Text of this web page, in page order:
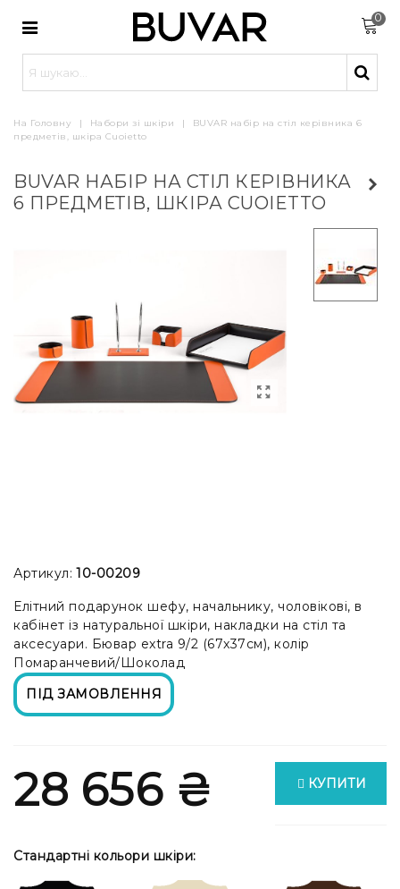
0
На Головну | Набори зі шкіри |
BUVAR набір на стіл керівника 6
предметів, шкіра Cuoietto
BUVAR НАБІР НА СТІЛ КЕРІВНИКА
6 ПРЕДМЕТІВ, ШКІРА CUOIETTO
Артикул: 10-00209
Елітний подарунок шефу, начальнику, чоловікові, в
кабінет із натуральної шкіри, накладки на стіл та
аксесуари. Бювар extra 9/2 (67x37см), колір
Помаранчевий/Шоколад
ПІД ЗАМОВЛЕННЯ
28 656 ₴ КУПИТИ
Стандартні кольори шкіри: